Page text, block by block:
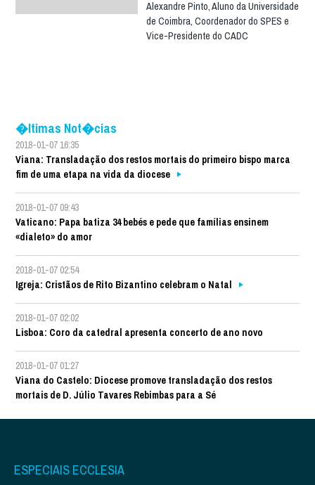
Alexandre Pinto, Aluno da Universidade
de Coimbra, Coordenador do SPES e
Vice-Presidente do CADC
�ltimas Not�cias
2018-01-07 16:35
Viana: Transladação dos restos mortais do primeiro bispo marca
fim de uma etapa na vida da diocese
2018-01-07 09:43
Vaticano: Papa batiza 34 bebés e pede que famílias ensinem
«dialeto» do amor
2018-01-07 02:54
Igreja: Cristãos de Rito Bizantino celebram o Natal
2018-01-07 02:02
Lisboa: Coro da catedral apresenta concerto de ano novo
2018-01-07 01:27
Viana do Castelo: Diocese promove transladação dos restos
mortais de D. Júlio Tavares Rebimbas para a Sé
ESPECIAIS ECCLESIA